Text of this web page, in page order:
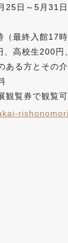
25日～5月31
最終入館17時
、高校生200円
とその介助
券で観覧可